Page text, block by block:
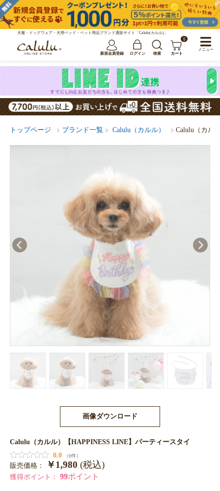
犬服・ドッグウェア・犬用ベッド・ペット用品ブランド通販サイト「Calulu(カルル)」
新規会員登録 ログイン 検索
0
カート
トップページ ブランド一覧 Calulu（カルル） Calulu（カル
画像ダウンロード
Calulu（カルル）【HAPPINESS LINE】パーティースタイ
0.0
（0件）
販売価格： ￥1,980 (税込)
獲得ポイント： 99ポイント
メニュー